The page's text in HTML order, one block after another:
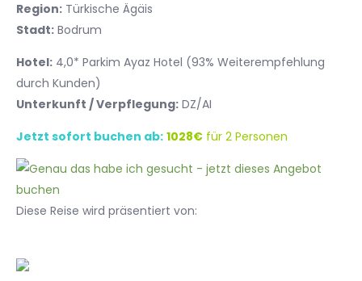
Region: Türkische Ägäis
Stadt: Bodrum
Hotel: 4,0* Parkim Ayaz Hotel (93% Weiterempfehlung
durch Kunden)
Unterkunft / Verpflegung: DZ/AI
Jetzt sofort buchen ab: 1028€ für 2 Personen
Diese Reise wird präsentiert von: